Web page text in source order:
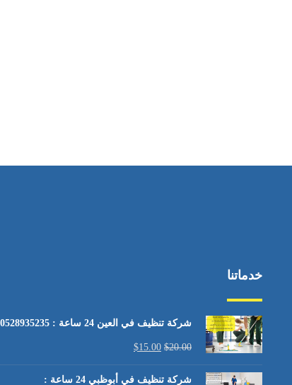
خدماتنا
شركة تنظيف في العين 24 ساعة : 0528935235
$20.00
$15.00
شركة تنظيف في أبوظبي 24 ساعة :